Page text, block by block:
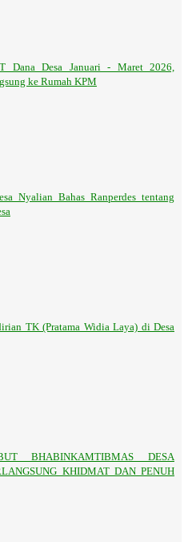
Dana Desa Januari - Maret 2026,
ke Rumah KPM
Nyalian Bahas Ranperdes tentang
TK (Pratama Widia Laya) di Desa
BHABINKAMTIBMAS DESA
KHIDMAT DAN PENUH